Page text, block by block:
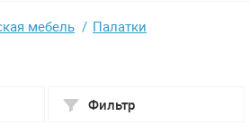
мебель Палатки
Фильтр